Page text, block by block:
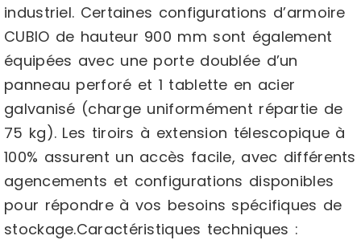
industriel. Certaines configurations d’armoire
CUBIO de hauteur 900 mm sont également
équipées avec une porte doublée d’un
panneau perforé et 1 tablette en acier
galvanisé (charge uniformément répartie de
75 kg). Les tiroirs à extension télescopique à
100% assurent un accès facile, avec différents
agencements et configurations disponibles
pour répondre à vos besoins spécifiques de
stockage.Caractéristiques techniques :